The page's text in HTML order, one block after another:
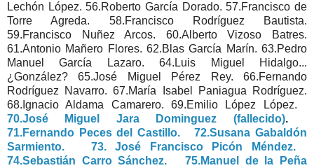
Lechón López. 56.Roberto García Dorado. 57.Francisco de
Torre Agreda. 58.Francisco Rodríguez Bautista.
59.Francisco Nuñez Arcos. 60.Alberto Vizoso Batres.
61.Antonio Mañero Flores. 62.Blas García Marín. 63.Pedro
Manuel García Lazaro. 64.Luis Miguel Hidalgo...
¿González? 65.José Miguel Pérez Rey. 66.Fernando
Rodríguez Navarro. 67.María Isabel Paniagua Rodríguez.
68.Ignacio Aldama Camarero. 69.Emilio López López.
70.José Miguel Jara Dominguez (fallecido).
71.Fernando Peces del Castillo.
72.Susana Gabaldón
Sarmiento.
73. José Francisco Picón Méndez.
74.Sebastián Carro Sánchez.
75.Manuel de la Peña